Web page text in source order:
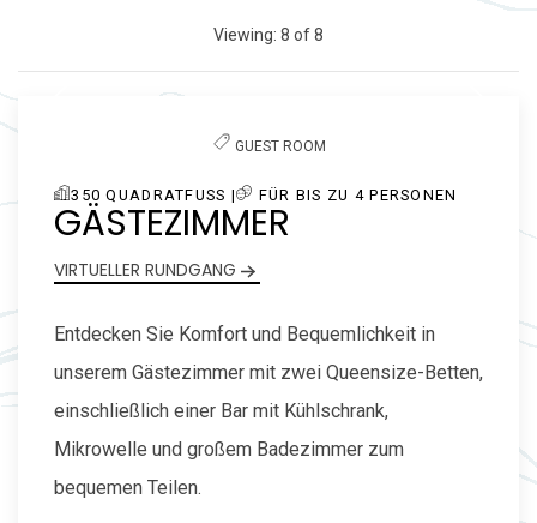
Viewing: 8 of8
Previous slide Next slide
GUEST ROOM
350 QUADRATFUSS | FÜR BIS ZU 4 PERSONEN
GÄSTEZIMMER
VIRTUELLER RUNDGANG
Entdecken Sie Komfort und Bequemlichkeit in
unserem Gästezimmer mit zwei Queensize-Betten,
einschließlich einer Bar mit Kühlschrank,
Mikrowelle und großem Badezimmer zum
bequemen Teilen.